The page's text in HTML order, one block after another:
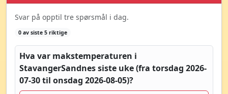
Svar på opptil tre spørsmål i dag.
0 av siste 5 riktige
Hva var makstemperaturen i
StavangerSandnes siste uke (fra torsdag 2026-
07-30 til onsdag 2026-08-05)?